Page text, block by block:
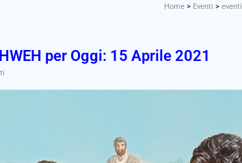
Home> Eventi > eventi
per Oggi: 15 Aprile 2021